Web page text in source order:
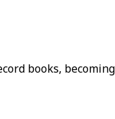
books,